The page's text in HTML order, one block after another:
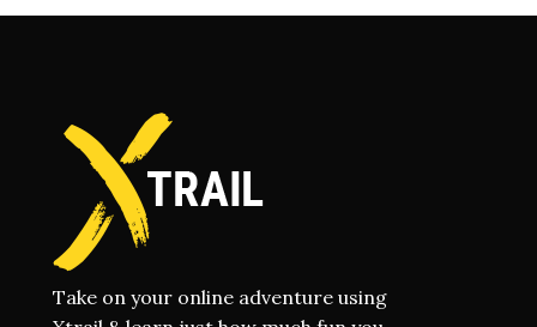
Take on your online adventure using